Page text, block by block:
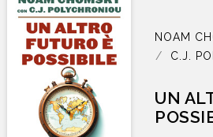
NOAM
C.J.
UN